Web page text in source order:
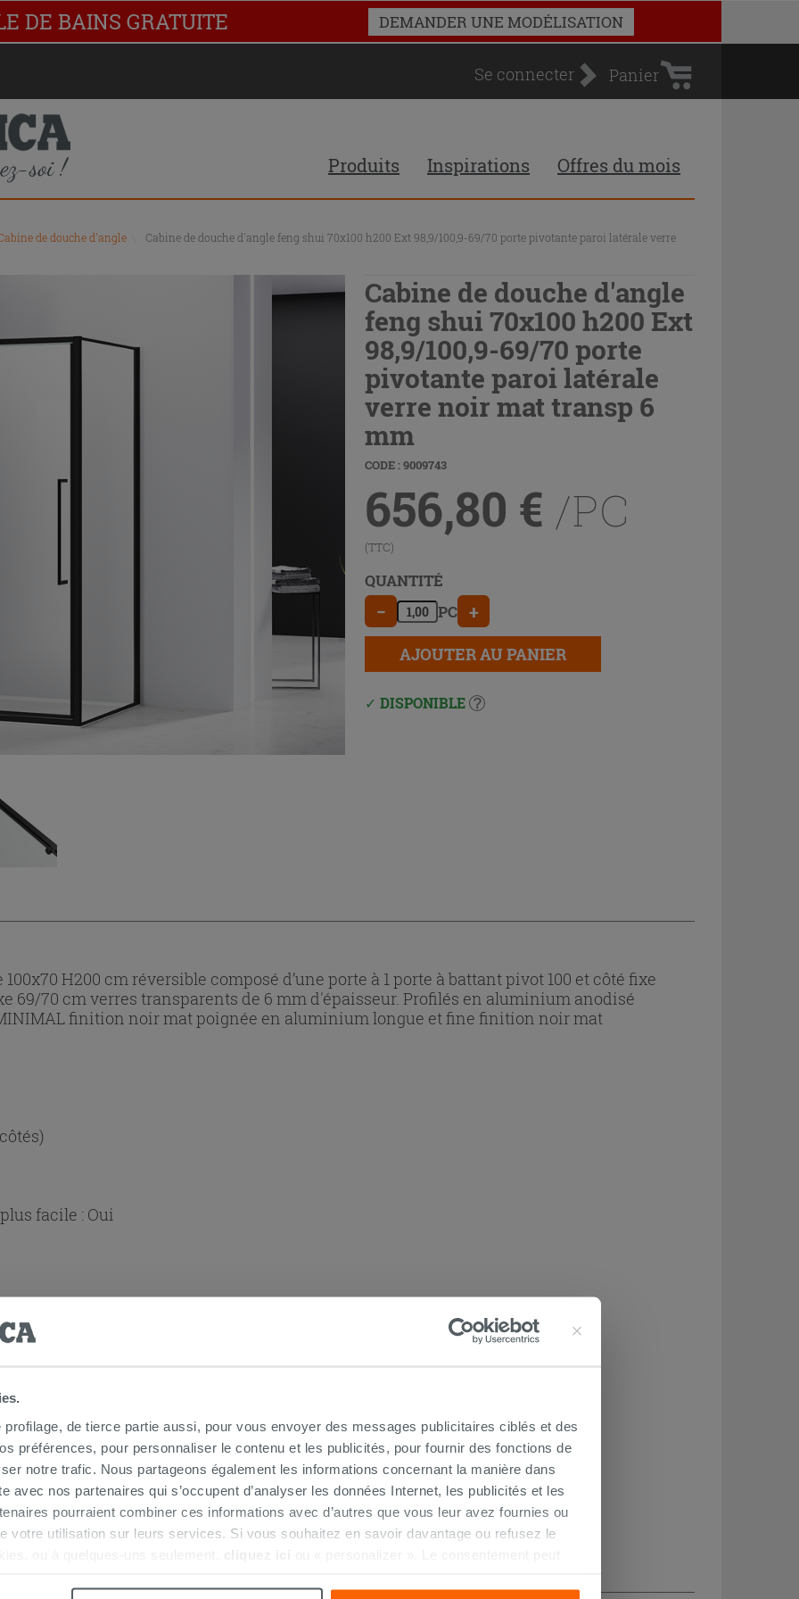
de tierce partie aussi, pour vous envoyer des messages publicitaires ciblés et des
préférences, pour personnaliser le contenu et les publicités, pour fournir des fonctions de
notre trafic. Nous partageons également les informations concernant la manière dans
avec nos partenaires qui s’occupent d’analyser les données Internet, les publicités et les
pourraient combiner ces informations avec d’autres que vous leur avez fournies ou
votre utilisation sur leurs services. Si vous souhaitez en savoir davantage ou refusez le
ou à quelques-uns seulement,
cliquez ici ou « personalizer ». Le consentement peut
DE BAINS GRATUITE DEMANDER UNE MODÉLISATION
Se connecter
Panier
d'achat
Panier
Produits Inspirations Offres du mois
de douche d'angle
Cabine de douche d'angle feng shui 70x100 h200 Ext 98,9/100,9-69/70 porte pivotante paroi latérale verre
Cabine de douche d'angle
feng shui 70x100 h200 Ext
98,9/100,9-69/70 porte
pivotante paroi latérale
verre noir mat transp 6
mm
CODE : 9009743
656,80 € /PC
(TTC)
QUANTITÉ
− PC +
AJOUTER AU PANIER
DISPONIBLE
H200 cm réversible composé d’une porte à 1 porte à battant pivot 100 et côté fixe
69/70 cm verres transparents de 6 mm d'épaisseur. Profilés en aluminium anodisé
finition noir mat poignée en aluminium longue et fine finition noir mat
facile : Oui
douche d'angle